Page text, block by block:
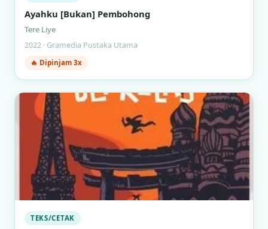
Ayahku [Bukan] Pembohong
Tere Liye
2022 · Gramedia Pustaka Utama
🔥 Dipinjam 3x
TEKS/CETAK